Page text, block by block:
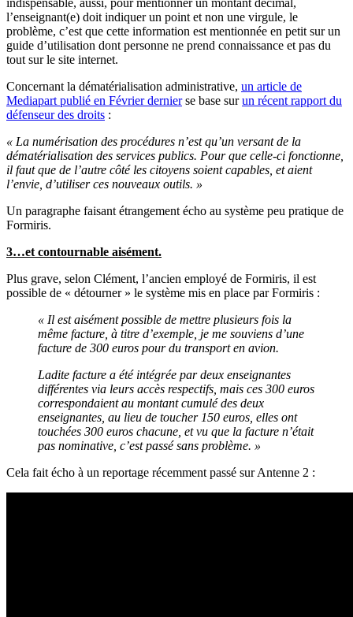
l’enseignant(e) doit indiquer un point et non une virgule, le
problème, c’est que cette information est mentionnée en petit sur un
guide d’utilisation dont personne ne prend connaissance et pas du
tout sur le site internet.
Concernant la dématérialisation administrative, un article de
Mediapart publié en Février dernierse base surun récent rapport du
défenseur des droits :
« La numérisation des procédures n’est qu’un versant de la
dématérialisation des services publics. Pour que celle-ci fonctionne,
il faut que de l’autre côté les citoyens soient capables, et aient
l’envie, d’utiliser ces nouveaux outils. »
Un paragraphe faisant étrangement écho au système peu pratique de
Formiris.
3…et contournable aisément.
Plus grave, selon Clément, l’ancien employé de Formiris, il est
possible de « détourner » le système mis en place par Formiris :
« Il est aisément possible de mettre plusieurs fois la
même facture, à titre d’exemple, je me souviens d’une
facture de 300 euros pour du transport en avion.
Ladite facture a été intégrée par deux enseignantes
différentes via leurs accès respectifs, mais ces 300 euros
correspondaient au montant cumulé des deux
enseignantes, au lieu de toucher 150 euros, elles ont
touchées 300 euros chacune, et vu que la facture n’était
pas nominative, c’est passé sans problème. »
Cela fait écho à un reportage récemment passé sur Antenne 2 :